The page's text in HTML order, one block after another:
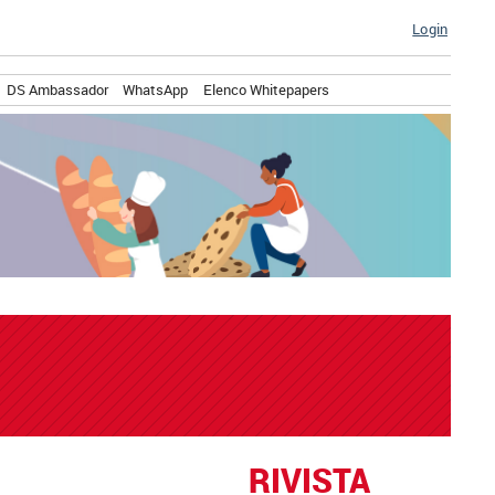
Login
DS Ambassador WhatsApp Elenco Whitepapers
RIVISTA